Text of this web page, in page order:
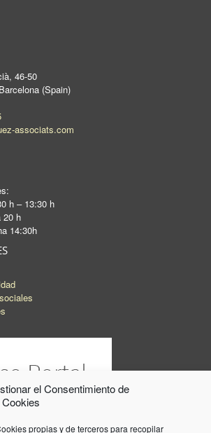
el Consentimiento de
propias y de terceros para recopilar
46-50
(Spain)
associats.com
h – 13:30 h
20 h
14:30h